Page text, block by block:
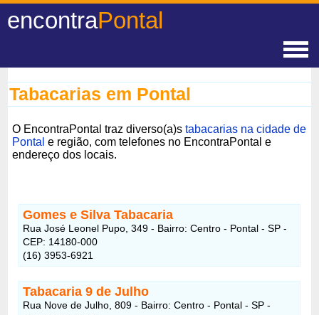
encontraPontal
Tabacarias em Pontal
O EncontraPontal traz diverso(a)stabacarias na cidade de
Pontal e região, com telefones no EncontraPontal e
endereço dos locais.
Gomes e Silva Tabacaria
Rua José Leonel Pupo, 349 - Bairro: Centro - Pontal - SP -
CEP: 14180-000
(16) 3953-6921
Tabacaria 9 de Julho
Rua Nove de Julho, 809 - Bairro: Centro - Pontal - SP -